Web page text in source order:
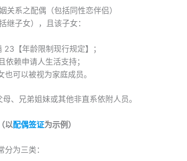
关系之配偶（包括同性恋伴侣）
继子女），且该子女：
【年龄限制现行规定】；
依赖申请人生活支持；
也可以被视为家庭成员。
母、兄弟姐妹或其他非直系依附人员。
以配偶签证为示例）
分为三类：